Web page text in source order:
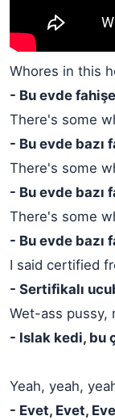
Whores in this
- Bu evde
There's some
- Bu evde bazı
There's some
- Bu evde bazı
There's some
- Bu evde bazı
I said certified
- Sertifikalı
Wet-ass pussy,
- Islak kedi, bu
Yeah, yeah,
- Evet, Evet,